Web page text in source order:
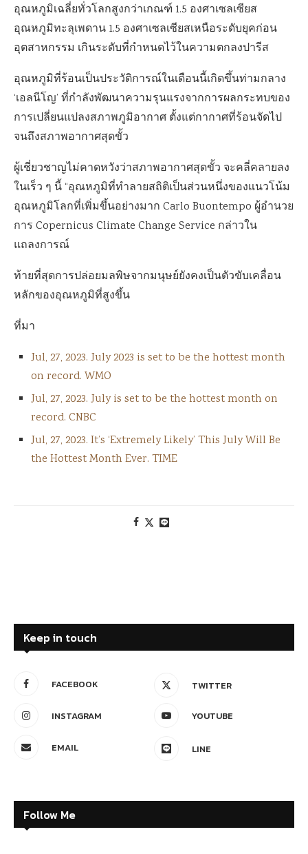
อุณหภูมิเฉลี่ยทั่วโลกสูงกว่าเกณฑ์ 1.5 องศาเซลเซียส
อุณหภูมิทะลุเพดาน 1.5 องศาเซลเซียสเหนือระดับยุคก่อน
อุตสาหกรรม เกินระดับที่กำหนดไว้ในความตกลงปารีส
อุณหภูมิที่ร้อนเป็นประวัติการณ์ในเดือนนี้เกิดขึ้นท่ามกลาง
‘เอลนีโญ’ ที่กำลังพัฒนาความรุนแรงจากการผลกระทบของ
การเปลี่ยนแปลงสภาพภูมิอากาศ ตั้งแต่กากาศที่ร้อนจัดไป
จนถึงสภาพอากาศสุดขั้ว
ผู้เชี่ยวชาญไม่คาดหวังว่าสภาพอากาศสุดขั้ว จะคลี่คลายลง
ในเร็ว ๆ นี้ “อุณหภูมิที่ทำลายสถิติเป็นส่วนหนึ่งของแนวโน้ม
อุณหภูมิโลกที่เพิ่มขึ้นอย่างมาก Carlo Buontempo ผู้อำนวย
การ Copernicus Climate Change Service กล่าวใน
แถลงการณ์
ท้ายที่สุดการปล่อยมลพิษจากมนุษย์ยังคงเป็นตัวขับเคลื่อน
หลักของอุณหภูมิที่สูงขึ้น
ที่มา
Jul, 27, 2023. July 2023 is set to be the hottest month
on record. WMO
Jul, 27, 2023. July is set to be the hottest month on
record. CNBC
Jul, 27, 2023. It’s ‘Extremely Likely’ This July Will Be
the Hottest Month Ever. TIME
Keep in touch
FACEBOOK TWITTER
INSTAGRAM YOUTUBE
EMAIL LINE
Follow Me